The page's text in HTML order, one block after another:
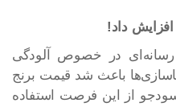
داد!
رسانه‌ای در خصوص آلودگی
باعث شد قیمت برنج
سودجو از این فرصت استفاده